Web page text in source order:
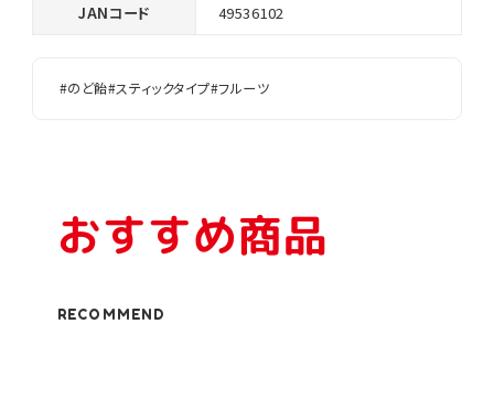
JANコード 49536102
#のど飴#スティックタイプ#フルーツ
おすすめ商品
RECOMMEND